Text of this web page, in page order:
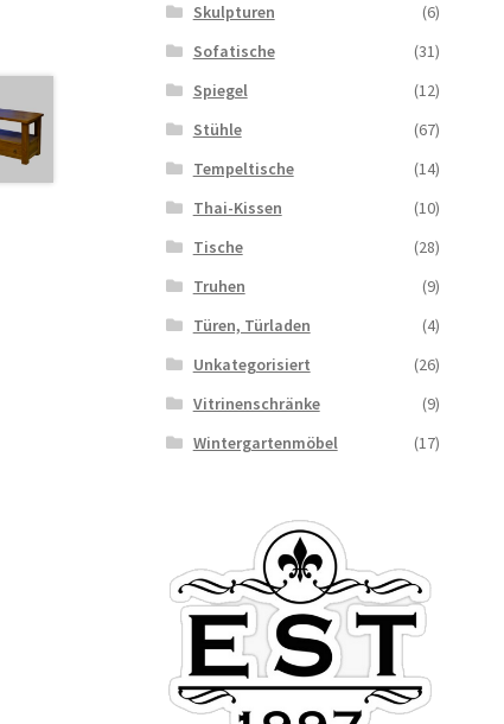
Skulpturen
(6)
Sofatische
(31)
Spiegel
(12)
Stühle
(67)
Tempeltische
(14)
Thai-Kissen
(10)
Tische
(28)
Truhen
(9)
Türen, Türladen
(4)
Unkategorisiert
(26)
Vitrinenschränke
(9)
Wintergartenmöbel
(17)